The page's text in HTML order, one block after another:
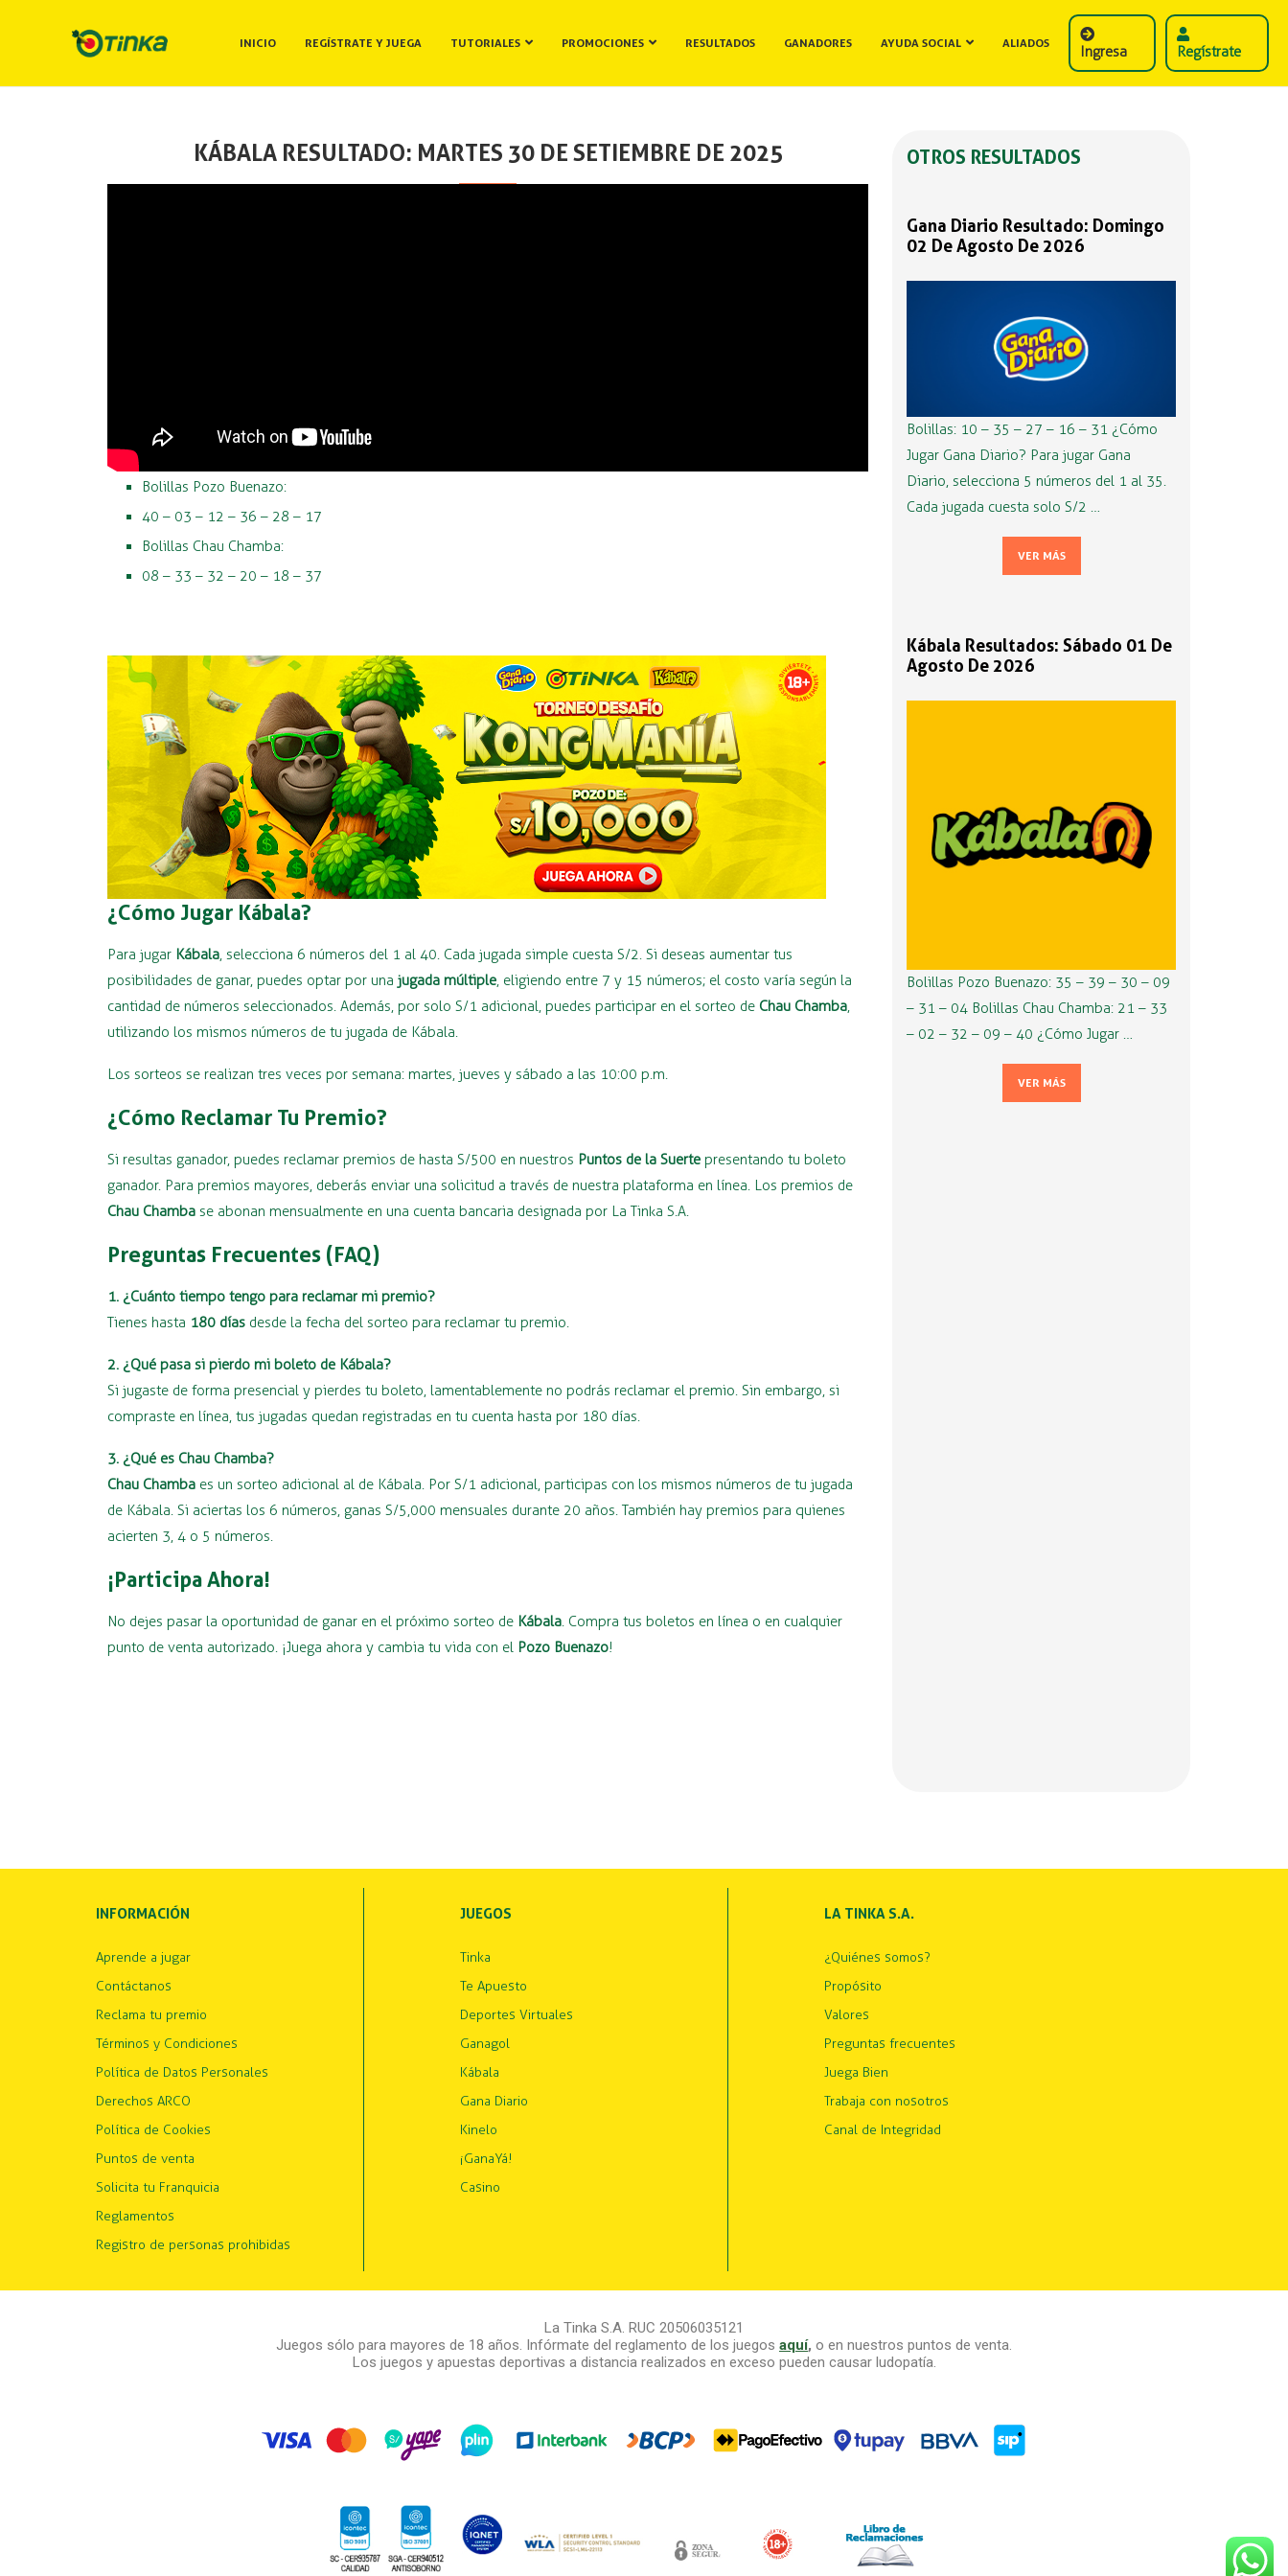
INICIO REGÍSTRATE Y JUEGA TUTORIALES PROMOCIONES RESULTADOS GANADORES AYUDA SOCIAL ALIADOS Ingresa Regístrate
KÁBALA RESULTADO: MARTES 30 DE SETIEMBRE DE 2025
Bolillas Pozo Buenazo:
40 – 03 – 12 – 36 – 28 – 17
Bolillas Chau Chamba:
08 – 33 – 32 – 20 – 18 – 37
¿Cómo Jugar Kábala?
Para jugar Kábala, selecciona 6 números del 1 al 40. Cada jugada simple cuesta S/2. Si deseas aumentar tus
posibilidades de ganar, puedes optar por una jugada múltiple, eligiendo entre 7 y 15 números; el costo varía según la
cantidad de números seleccionados. Además, por solo S/1 adicional, puedes participar en el sorteo de Chau Chamba,
utilizando los mismos números de tu jugada de Kábala.
Los sorteos se realizan tres veces por semana: martes, jueves y sábado a las 10:00 p.m.
¿Cómo Reclamar Tu Premio?
Si resultas ganador, puedes reclamar premios de hasta S/500 en nuestros Puntos de la Suerte presentando tu boleto
ganador. Para premios mayores, deberás enviar una solicitud a través de nuestra plataforma en línea. Los premios de
Chau Chamba se abonan mensualmente en una cuenta bancaria designada por La Tinka S.A.
Preguntas Frecuentes (FAQ)
1. ¿Cuánto tiempo tengo para reclamar mi premio?
Tienes hasta 180 días desde la fecha del sorteo para reclamar tu premio.
2. ¿Qué pasa si pierdo mi boleto de Kábala?
Si jugaste de forma presencial y pierdes tu boleto, lamentablemente no podrás reclamar el premio. Sin embargo, si
compraste en línea, tus jugadas quedan registradas en tu cuenta hasta por 180 días.
3. ¿Qué es Chau Chamba?
Chau Chamba es un sorteo adicional al de Kábala. Por S/1 adicional, participas con los mismos números de tu jugada
de Kábala. Si aciertas los 6 números, ganas S/5,000 mensuales durante 20 años. También hay premios para quienes
acierten 3, 4 o 5 números.
¡Participa Ahora!
No dejes pasar la oportunidad de ganar en el próximo sorteo de Kábala. Compra tus boletos en línea o en cualquier
punto de venta autorizado. ¡Juega ahora y cambia tu vida con el Pozo Buenazo!
OTROS RESULTADOS
Gana Diario Resultado: Domingo
02 De Agosto De 2026
Bolillas: 10 – 35 – 27 – 16 – 31 ¿Cómo
Jugar Gana Diario? Para jugar Gana
Diario, selecciona 5 números del 1 al 35.
Cada jugada cuesta solo S/2 …
VER MÁS
Kábala Resultados: Sábado 01 De
Agosto De 2026
Bolillas Pozo Buenazo: 35 – 39 – 30 – 09
– 31 – 04 Bolillas Chau Chamba: 21 – 33
– 02 – 32 – 09 – 40 ¿Cómo Jugar …
VER MÁS
INFORMACIÓN
Aprende a jugar
Contáctanos
Reclama tu premio
Términos y Condiciones
Política de Datos Personales
Derechos ARCO
Política de Cookies
Puntos de venta
Solicita tu Franquicia
Reglamentos
Registro de personas prohibidas
JUEGOS
Tinka
Te Apuesto
Deportes Virtuales
Ganagol
Kábala
Gana Diario
Kinelo
¡GanaYá!
Casino
LA TINKA S.A.
¿Quiénes somos?
Propósito
Valores
Preguntas frecuentes
Juega Bien
Trabaja con nosotros
Canal de Integridad
La Tinka S.A. RUC 20506035121
Juegos sólo para mayores de 18 años. Infórmate del reglamento de los juegos aquí, o en nuestros puntos de venta.
Los juegos y apuestas deportivas a distancia realizados en exceso pueden causar ludopatía.